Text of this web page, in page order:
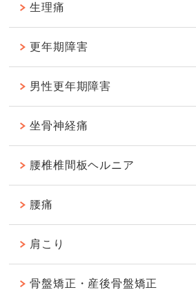
生理痛
更年期障害
男性更年期障害
坐骨神経痛
腰椎椎間板ヘルニア
腰痛
肩こり
骨盤矯正・産後骨盤矯正